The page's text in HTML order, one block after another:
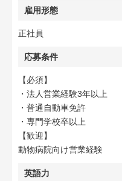
雇用形態
正社員
応募条件
【必須】
・法人営業経験3年以上
・普通自動車免許
・専門学校卒以上
【歓迎】
動物病院向け営業経験
英語力